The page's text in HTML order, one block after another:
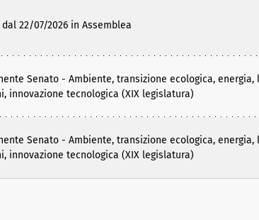
dal 22/07/2026 in Assemblea
Senato - Ambiente, transizione ecologica,
innovazione tecnologica (XIX legislatura)
Senato - Ambiente, transizione ecologica,
innovazione tecnologica (XIX legislatura)